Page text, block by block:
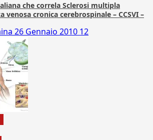
che correla Sclerosi multipla
venosa cronica cerebrospinale – CCSVI –
26 Gennaio 2010 12